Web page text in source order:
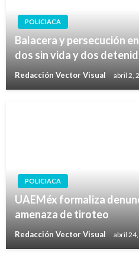
POLICIACA
Balacera y persecución
dos sin vida y dos
Redacción Vector Visual abril 2,
POLICIACA
UAEMéx formaliza
amenaza de tiroteo
Redacción Vector Visual abril